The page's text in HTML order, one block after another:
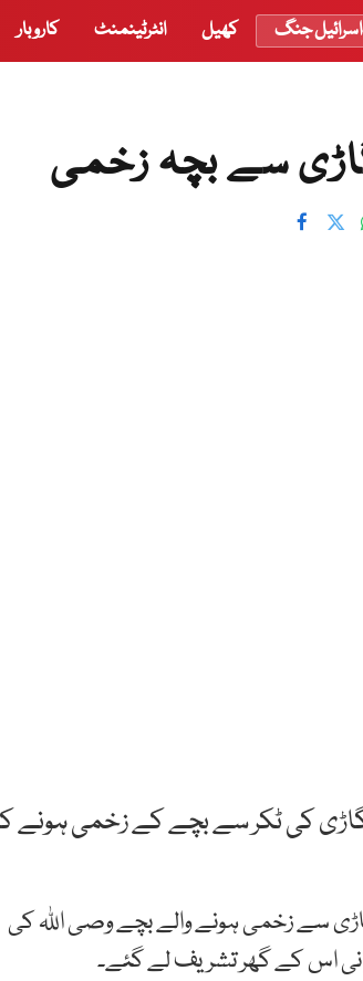
اسرائیل جنگ کھیل انٹرٹینمنٹ کاروبار
سے بچہ زخمی
گاڑی کی ٹکر سے بچے کے زخمی ہونے
سے زخمی ہونے والے بچے وصی اللہ کی
اس کے گھر تشریف لے گئے۔